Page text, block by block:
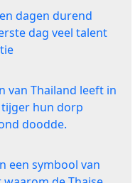
dagen durend
dag veel talent
van Thailand leeft in
hun dorp
doodde.
een symbool van